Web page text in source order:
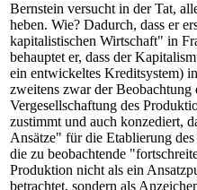
Bernstein versucht in der Tat,
heben. Wie? Dadurch, dass er
kapitalistischen Wirtschaft" in
behauptet er, dass der
ein entwickeltes Kreditsystem)
zweitens zwar der Beobachtung
Vergesellschaftung des
zustimmt und auch konzediert,
Ansätze" für die Etablierung des
die zu beobachtende
Produktion nicht als ein
betrachtet, sondern als